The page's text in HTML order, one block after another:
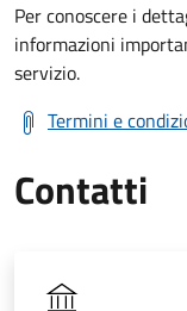
Per conoscere i
informazioni
servizio.
Termini e
Contatti